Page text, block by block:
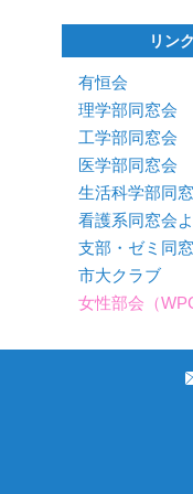
リンク
有恒会
理学部同窓会
工学部同窓会
医学部同窓会
生活科学部同
看護系同窓会
支部・ゼミ同
市大クラブ
女性部会（